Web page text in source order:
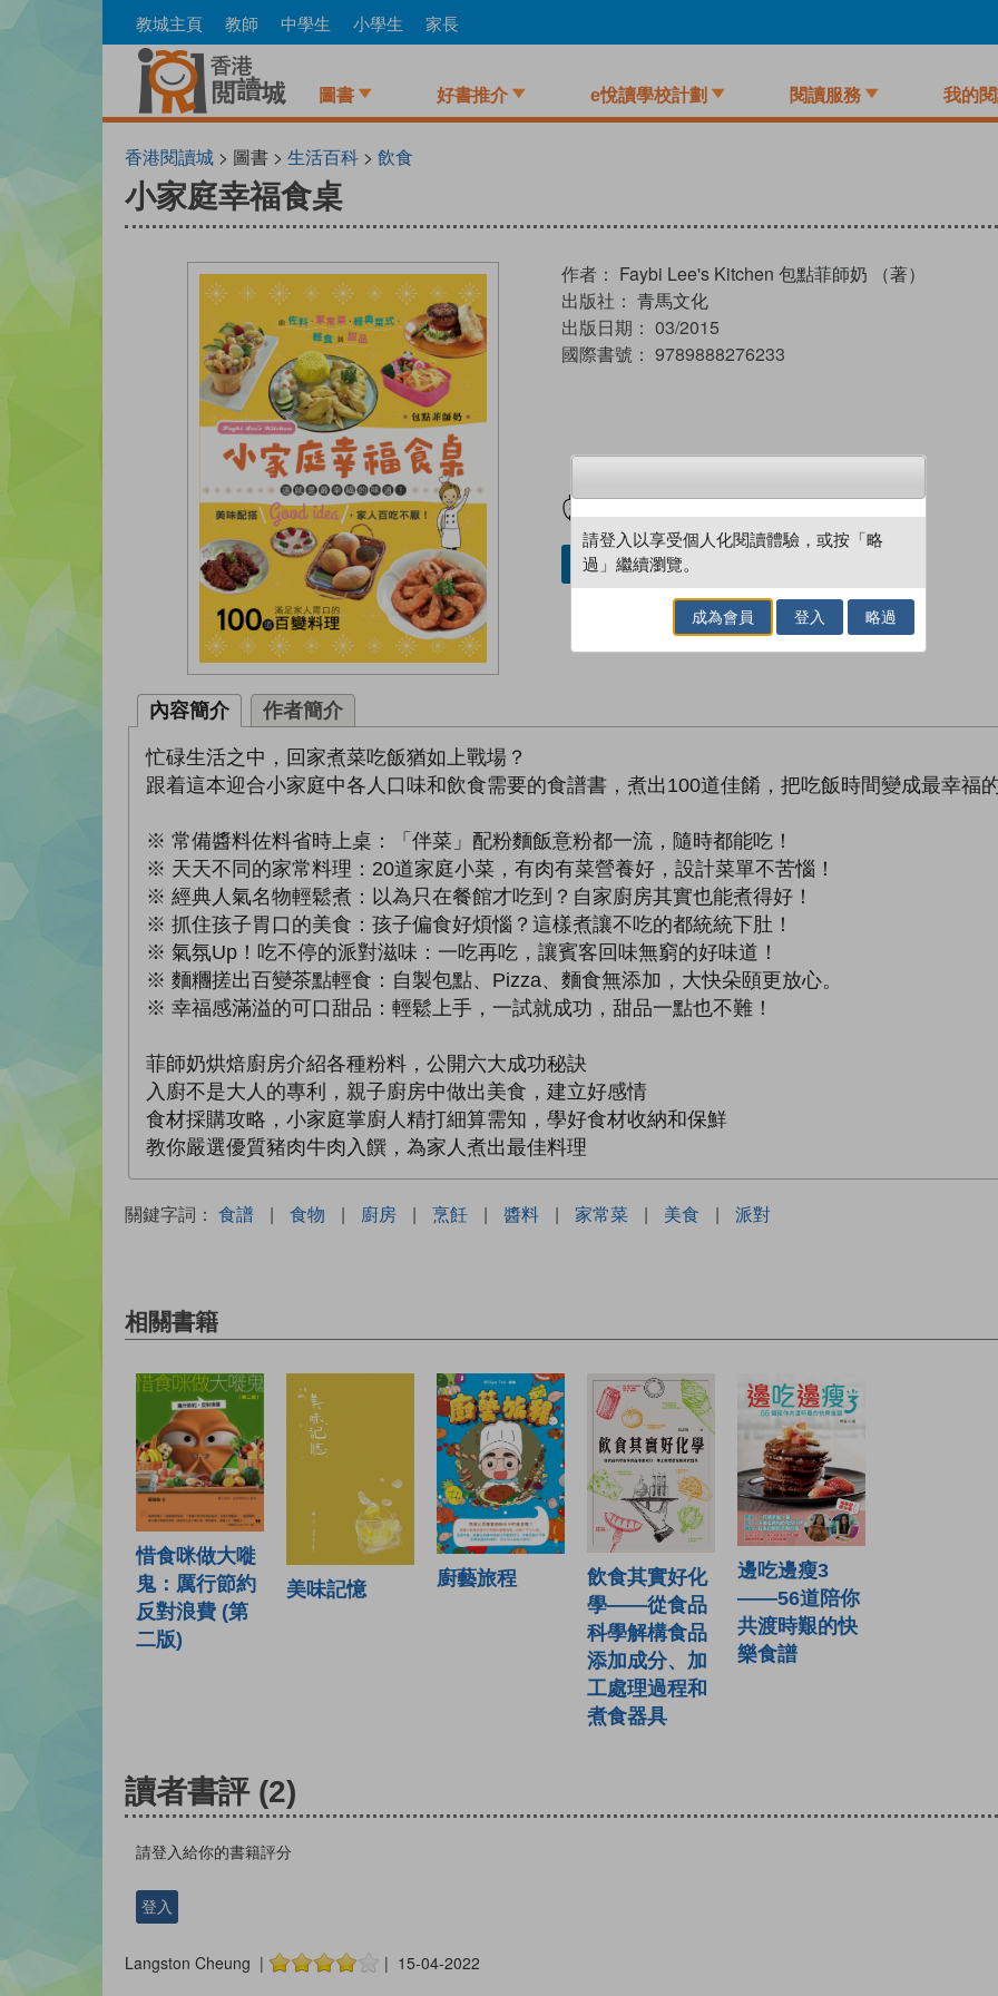
to
教城主頁 教師 中學生 小學生 家長
圖書 好書推介 e悅讀學校計劃 閱讀服務 我的
香港閱讀城> 圖書 > 生活百科> 飲食
小家庭幸福食桌
作者： Faybi Lee's Kitchen 包點菲師奶 （著）
出版社： 青馬文化
出版日期： 03/2015
國際書號： 9789888276233
借閱實體書
內容簡介 作者簡介
忙碌生活之中，回家煮菜吃飯猶如上戰場？
跟着這本迎合小家庭中各人口味和飲食需要的食譜書，煮出100道佳餚，把吃飯時間變成最幸福
※ 常備醬料佐料省時上桌：「伴菜」配粉麵飯意粉都一流，隨時都能吃！
※ 天天不同的家常料理：20道家庭小菜，有肉有菜營養好，設計菜單不苦惱！
※ 經典人氣名物輕鬆煮：以為只在餐館才吃到？自家廚房其實也能煮得好！
※ 抓住孩子胃口的美食：孩子偏食好煩惱？這樣煮讓不吃的都統統下肚！
※ 氣氛Up！吃不停的派對滋味：一吃再吃，讓賓客回味無窮的好味道！
※ 麵糰搓出百變茶點輕食：自製包點、Pizza、麵食無添加，大快朵頤更放心。
※ 幸福感滿溢的可口甜品：輕鬆上手，一試就成功，甜品一點也不難！
菲師奶烘焙廚房介紹各種粉料，公開六大成功秘訣
入廚不是大人的專利，親子廚房中做出美食，建立好感情
食材採購攻略，小家庭掌廚人精打細算需知，學好食材收納和保鮮
教你嚴選優質豬肉牛肉入饌，為家人煮出最佳料理
關鍵字詞： 食譜 | 食物 | 廚房 | 烹飪 | 醬料 | 家常菜 | 美食 | 派對
相關書籍
惜食咪做大嘥
鬼：厲行節約
反對浪費 (第
二版)
美味記憶 廚藝旅程
飲食其實好化
學——從食品
科學解構食品
添加成分、加
工處理過程和
煮食器具
邊吃邊瘦3
——56道陪你
共渡時艱的快
樂食譜
讀者書評 (2)
請登入給你的書籍評分
登入
Langston Cheung | | 15-04-2022
請登入以享受個人化閱讀體驗，或按「略
過」繼續瀏覽。
成為會員 登入 略過